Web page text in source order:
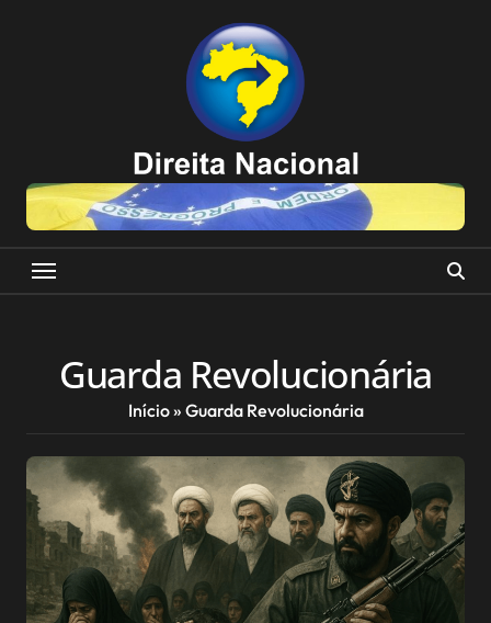
Guarda Revolucionária
Início» Guarda Revolucionária